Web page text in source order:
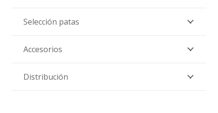
Selección patas
Accesorios
Distribución